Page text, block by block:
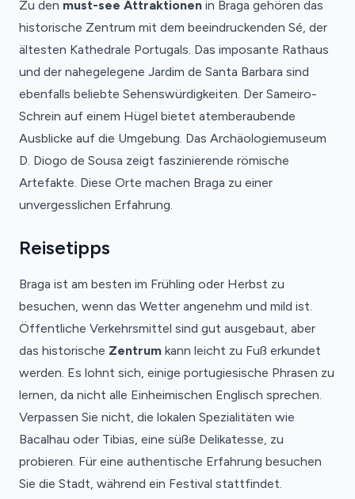
Zu den must-see Attraktionen in Braga gehören das
historische Zentrum mit dem beeindruckenden Sé, der
ältesten Kathedrale Portugals. Das imposante Rathaus
und der nahegelegene Jardim de Santa Barbara sind
ebenfalls beliebte Sehenswürdigkeiten. Der Sameiro-
Schrein auf einem Hügel bietet atemberaubende
Ausblicke auf die Umgebung. Das Archäologiemuseum
D. Diogo de Sousa zeigt faszinierende römische
Artefakte. Diese Orte machen Braga zu einer
unvergesslichen Erfahrung.
Reisetipps
Braga ist am besten im Frühling oder Herbst zu
besuchen, wenn das Wetter angenehm und mild ist.
Öffentliche Verkehrsmittel sind gut ausgebaut, aber
das historische Zentrum kann leicht zu Fuß erkundet
werden. Es lohnt sich, einige portugiesische Phrasen zu
lernen, da nicht alle Einheimischen Englisch sprechen.
Verpassen Sie nicht, die lokalen Spezialitäten wie
Bacalhau oder Tibias, eine süße Delikatesse, zu
probieren. Für eine authentische Erfahrung besuchen
Sie die Stadt, während ein Festival stattfindet.